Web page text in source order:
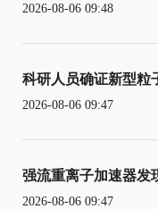
2026-08-06 09:48
科研人员确证新型粒
2026-08-06 09:47
强流重离子加速器发
2026-08-06 09:47